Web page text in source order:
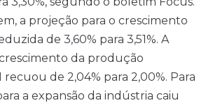
a projeção para o crescimento
de 3,60% para 3,51%. A
da produção
recuou de 2,04% para 2,00%. Para
a expansão da indústria caiu